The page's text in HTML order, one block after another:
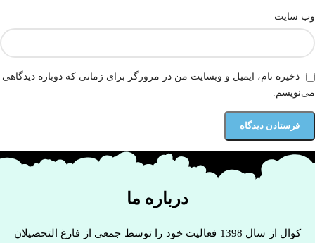
وب‌ سایت
ذخیره نام، ایمیل و وبسایت من در مرورگر برای زمانی که دوباره دیدگاهی
می‌نویسم.
درباره ما
کوال از سال 1398 فعالیت خود را توسط جمعی از فارغ التحصیلان